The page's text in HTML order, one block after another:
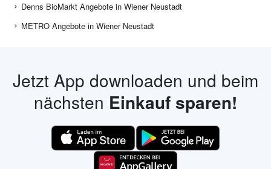
Denns BioMarkt Angebote in Wiener Neustadt
METRO Angebote in Wiener Neustadt
Jetzt App downloaden und beim
nächsten Einkauf sparen!